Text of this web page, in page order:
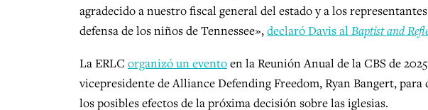
agradecido a nuestro fiscal general del estado y a los
defensa de los niños de Tennessee»,declaró Davis alBaptist and
La ERLC organizó un eventoen la Reunión Anual de la CBS de
vicepresidente de Alliance Defending Freedom, Ryan Bangert,
los posibles efectos de la próxima decisión sobre las iglesias.